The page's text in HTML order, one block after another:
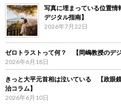
写真に埋まっている位置
デジタル指南】
2026年7月22日
ゼロトラストって何？ 【岡嶋教授のデジ
2026年6月18日
きっと大平元首相は泣いている 【政眼
治コラム】
2026年6月10日